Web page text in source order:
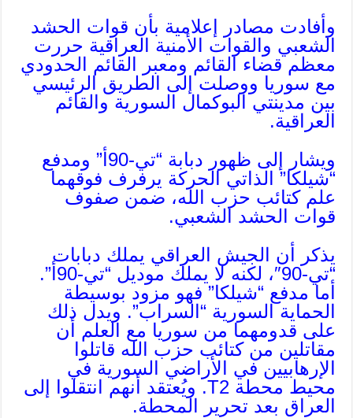
وأفادت مصادر إعلامية بأن قوات الحشد
الشعبي والقوات الأمنية العراقية حررت
معظم قضاء القائم ومعبر القائم الحدودي
مع سوريا ووصلت إلى الطريق الرئيسي
بين مدينتي البوكمال السورية والقائم
العراقية.
ويشار إلى ظهور دبابة “تي-90أ” ومدفع
“شيلكا” الذاتي الحركة يرفرف فوقهما
علم كتائب حزب الله، ضمن صفوف
قوات الحشد الشعبي.
يذكر أن الجيش العراقي يملك دبابات
“تي-90″، لكنه لا يملك موديل “تي-90أ”.
أما مدفع “شيلكا” فهو مزود بوسيطة
الحماية السورية “السراب”. ويدل ذلك
على قدومهما من سوريا مع العلم أن
مقاتلين من كتائب حزب الله قاتلوا
الإرهابيين في الأراضي السورية في
محيط محطة T2. ويُعتقد أنهم انتقلوا إلى
العراق بعد تحرير المحطة.